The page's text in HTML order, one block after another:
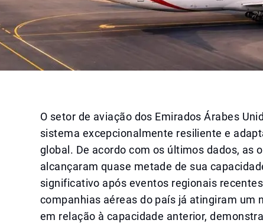
O setor de aviação dos Emirados Árabes
sistema excepcionalmente resiliente e
global. De acordo com os últimos dados, as
alcançaram quase metade de sua
significativo após eventos regionais
companhias aéreas do país já atingiram um
em relação à capacidade anterior,